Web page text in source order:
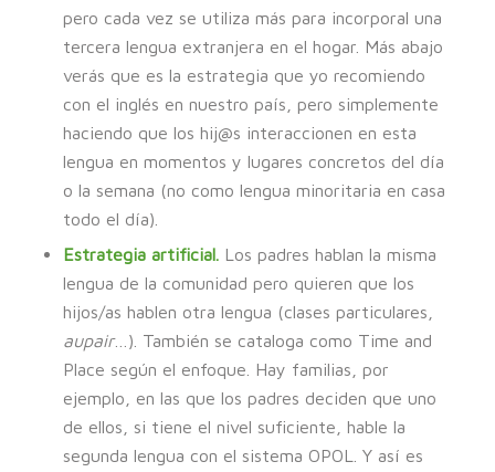
pero cada vez se utiliza más para incorporal una
tercera lengua extranjera en el hogar. Más abajo
verás que es la estrategia que yo recomiendo
con el inglés en nuestro país, pero simplemente
haciendo que los hij@s interaccionen en esta
lengua en momentos y lugares concretos del día
o la semana (no como lengua minoritaria en casa
todo el día).
Estrategia artificial. Los padres hablan la misma
lengua de la comunidad pero quieren que los
hijos/as hablen otra lengua (clases particulares,
aupair…). También se cataloga como Time and
Place según el enfoque. Hay familias, por
ejemplo, en las que los padres deciden que uno
de ellos, si tiene el nivel suficiente, hable la
segunda lengua con el sistema OPOL. Y así es